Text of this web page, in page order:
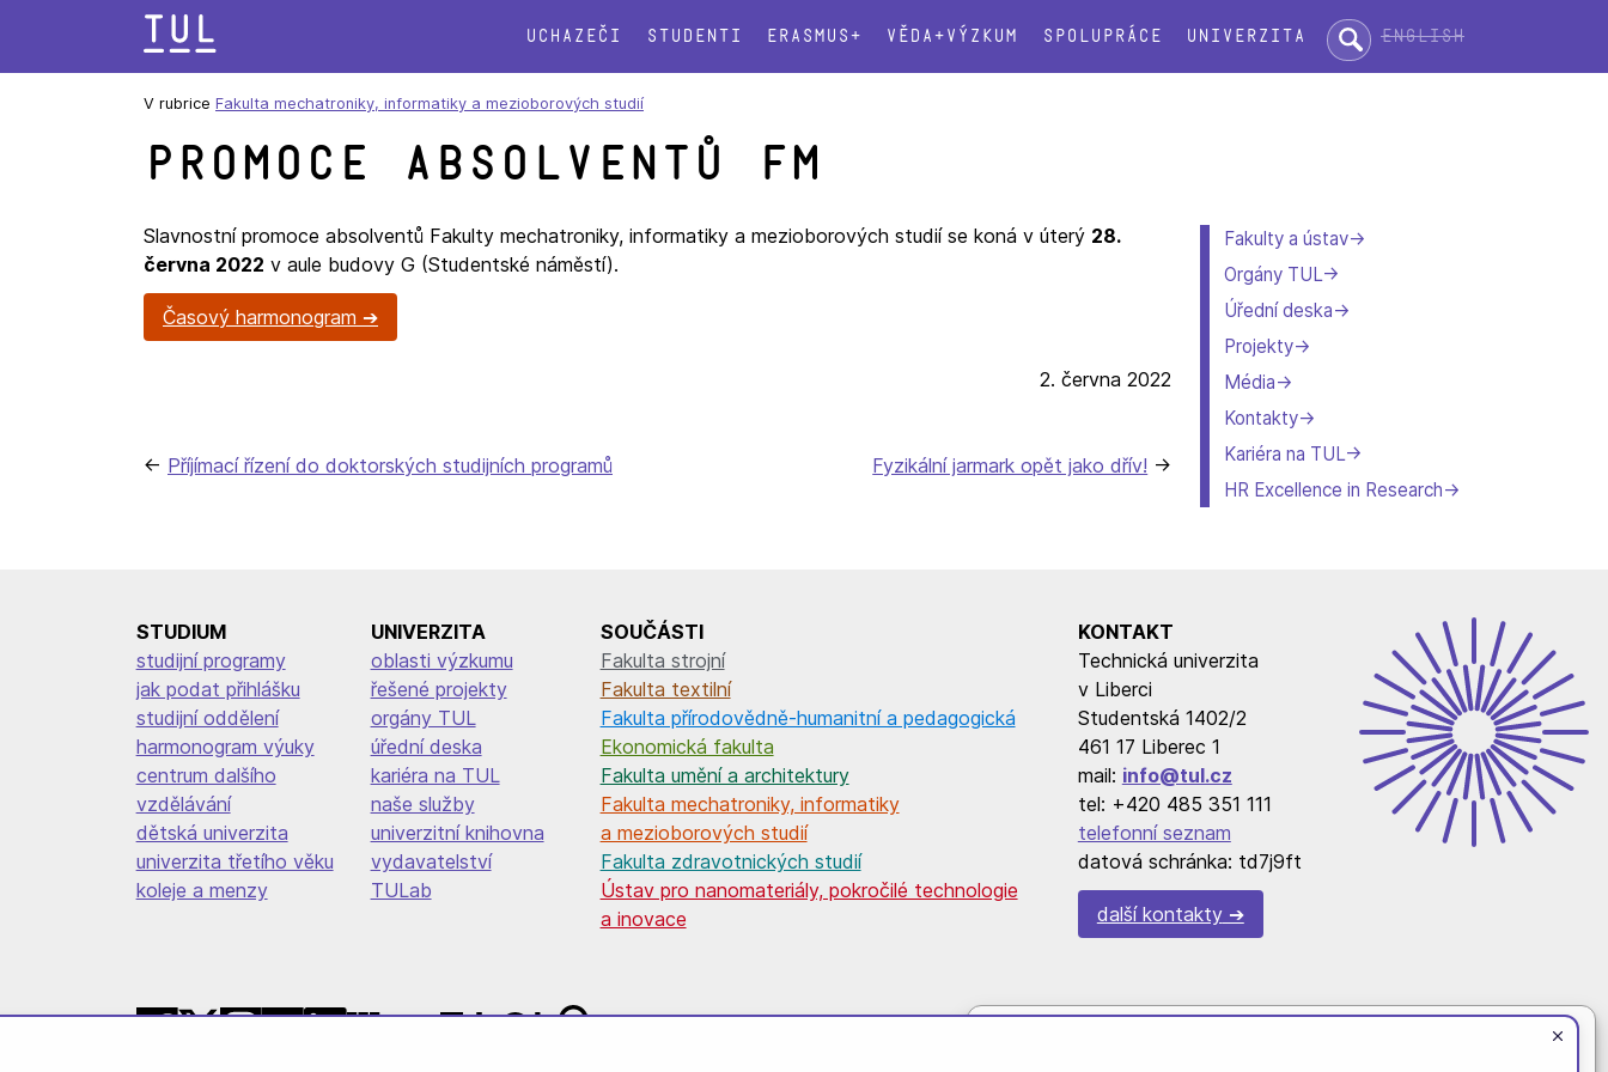
text
Uchazeči Studenti Erasmus+ Věda+výzkum Spolupráce Univerzita Hledat:English
Fakulty a ústav
Orgány TUL
Úřední deska
Projekty
Média
Kontakty
Kariéra na TUL
HR Excellence in Research
V rubrice Fakulta mechatroniky, informatiky a mezioborových studií
Promoce absolventů FM
Slavnostní promoce absolventů Fakulty mechatroniky, informatiky a mezioborových studií se koná v úterý 28.
června 2022 v aule budovy G (Studentské náměstí).
Časový harmonogram
2. června 2022
Navigace
Příjímací řízení do doktorských studijních programů Fyzikální jarmark opět jako dřív!
STUDIUM
studijní programy
jak podat přihlášku
studijní oddělení
harmonogram výuky
centrum dalšího
vzdělávání
dětská univerzita
univerzita třetího věku
koleje a menzy
UNIVERZITA
oblasti výzkumu
řešené projekty
orgány TUL
úřední deska
kariéra na TUL
naše služby
univerzitní knihovna
vydavatelství
TULab
SOUČÁSTI
Fakulta strojní
Fakulta textilní
Fakulta přírodovědně-humanitní a pedagogická
Ekonomická fakulta
Fakulta umění a architektury
Fakulta mechatroniky, informatiky
a mezioborových studií
Fakulta zdravotnických studií
Ústav pro nanomateriály, pokročilé technologie
a inovace
KONTAKT
Technická univerzita
v Liberci
Studentská 1402/2
461 17 Liberec 1
mail: info@tul.cz
tel: +420 485 351 111
telefonní seznam
datová schránka: td7j9ft
další kontakty